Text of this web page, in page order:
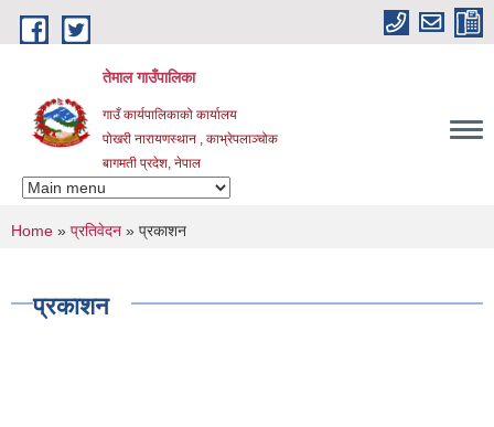
Skip to main content
तेमाल गाउँपालिका
गाउँ कार्यपालिकाको कार्यालय
पोखरी नारायणस्थान , काभ्रेपलाञ्चोक ‌‌‍‍‍‍‍‍
बागमती प्रदेश, नेपाल
You are here
Home » प्रतिवेदन » प्रकाशन
प्रकाशन